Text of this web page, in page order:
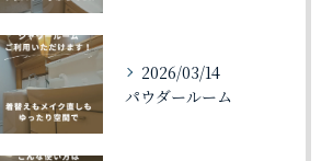
2026/03/14
パウダールーム